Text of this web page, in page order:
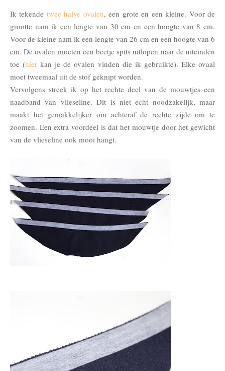
Ik tekende twee halve ovalen, een grote en een kleine. Voor de
grootte nam ik een lengte van 30 cm en een hoogte van 8 cm.
Voor de kleine nam ik een lengte van 26 cm en een hoogte van 6
cm. De ovalen moeten een beetje spits uitlopen naar de uiteinden
toe (hier kan je de ovalen vinden die ik gebruikte). Elke ovaal
moet tweemaal uit de stof geknipt worden.
Vervolgens streek ik op het rechte deel van de mouwtjes een
naadband van vlieseline. Dit is niet echt noodzakelijk, maar
maakt het gemakkelijker om achteraf de rechte zijde om te
zoomen. Een extra voordeel is dat het mouwtje door het gewicht
van de vlieseline ook mooi hangt.